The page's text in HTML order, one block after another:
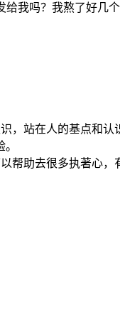
给我吗？我熬了好
站在人的基点和
帮助去很多执著心，